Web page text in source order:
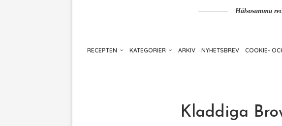
Hälsosamma
RECEPTEN KATEGORIER ARKIV NYHETSBREV COOKIE-
Kladdiga